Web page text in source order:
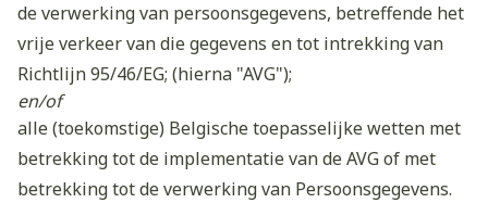
de verwerking van persoonsgegevens, betreffende het
vrije verkeer van die gegevens en tot intrekking van
Richtlijn 95/46/EG; (hierna "AVG");
en/of
alle (toekomstige) Belgische toepasselijke wetten met
betrekking tot de implementatie van de AVG of met
betrekking tot de verwerking van Persoonsgegevens.